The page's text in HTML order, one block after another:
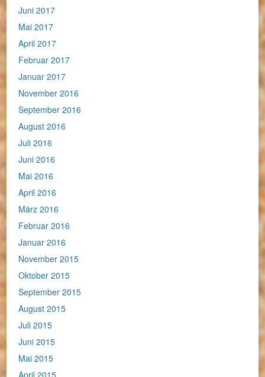
Juni 2017
Mai 2017
April 2017
Februar 2017
Januar 2017
November 2016
September 2016
August 2016
Juli 2016
Juni 2016
Mai 2016
April 2016
März 2016
Februar 2016
Januar 2016
November 2015
Oktober 2015
September 2015
August 2015
Juli 2015
Juni 2015
Mai 2015
April 2015